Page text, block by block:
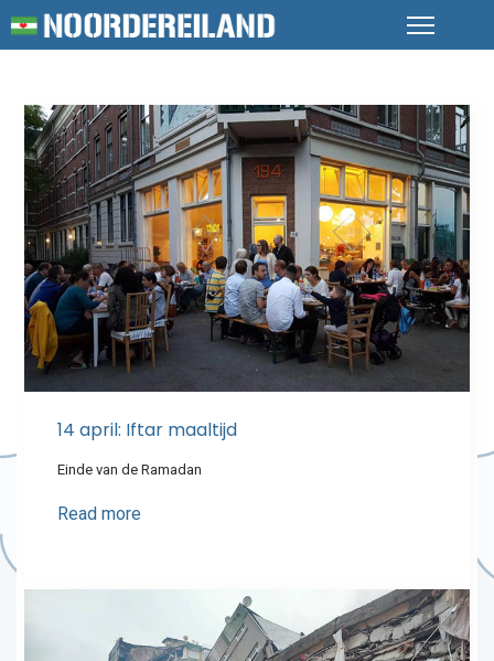
14 april: Iftar maaltijd
Einde van de Ramadan
Read more